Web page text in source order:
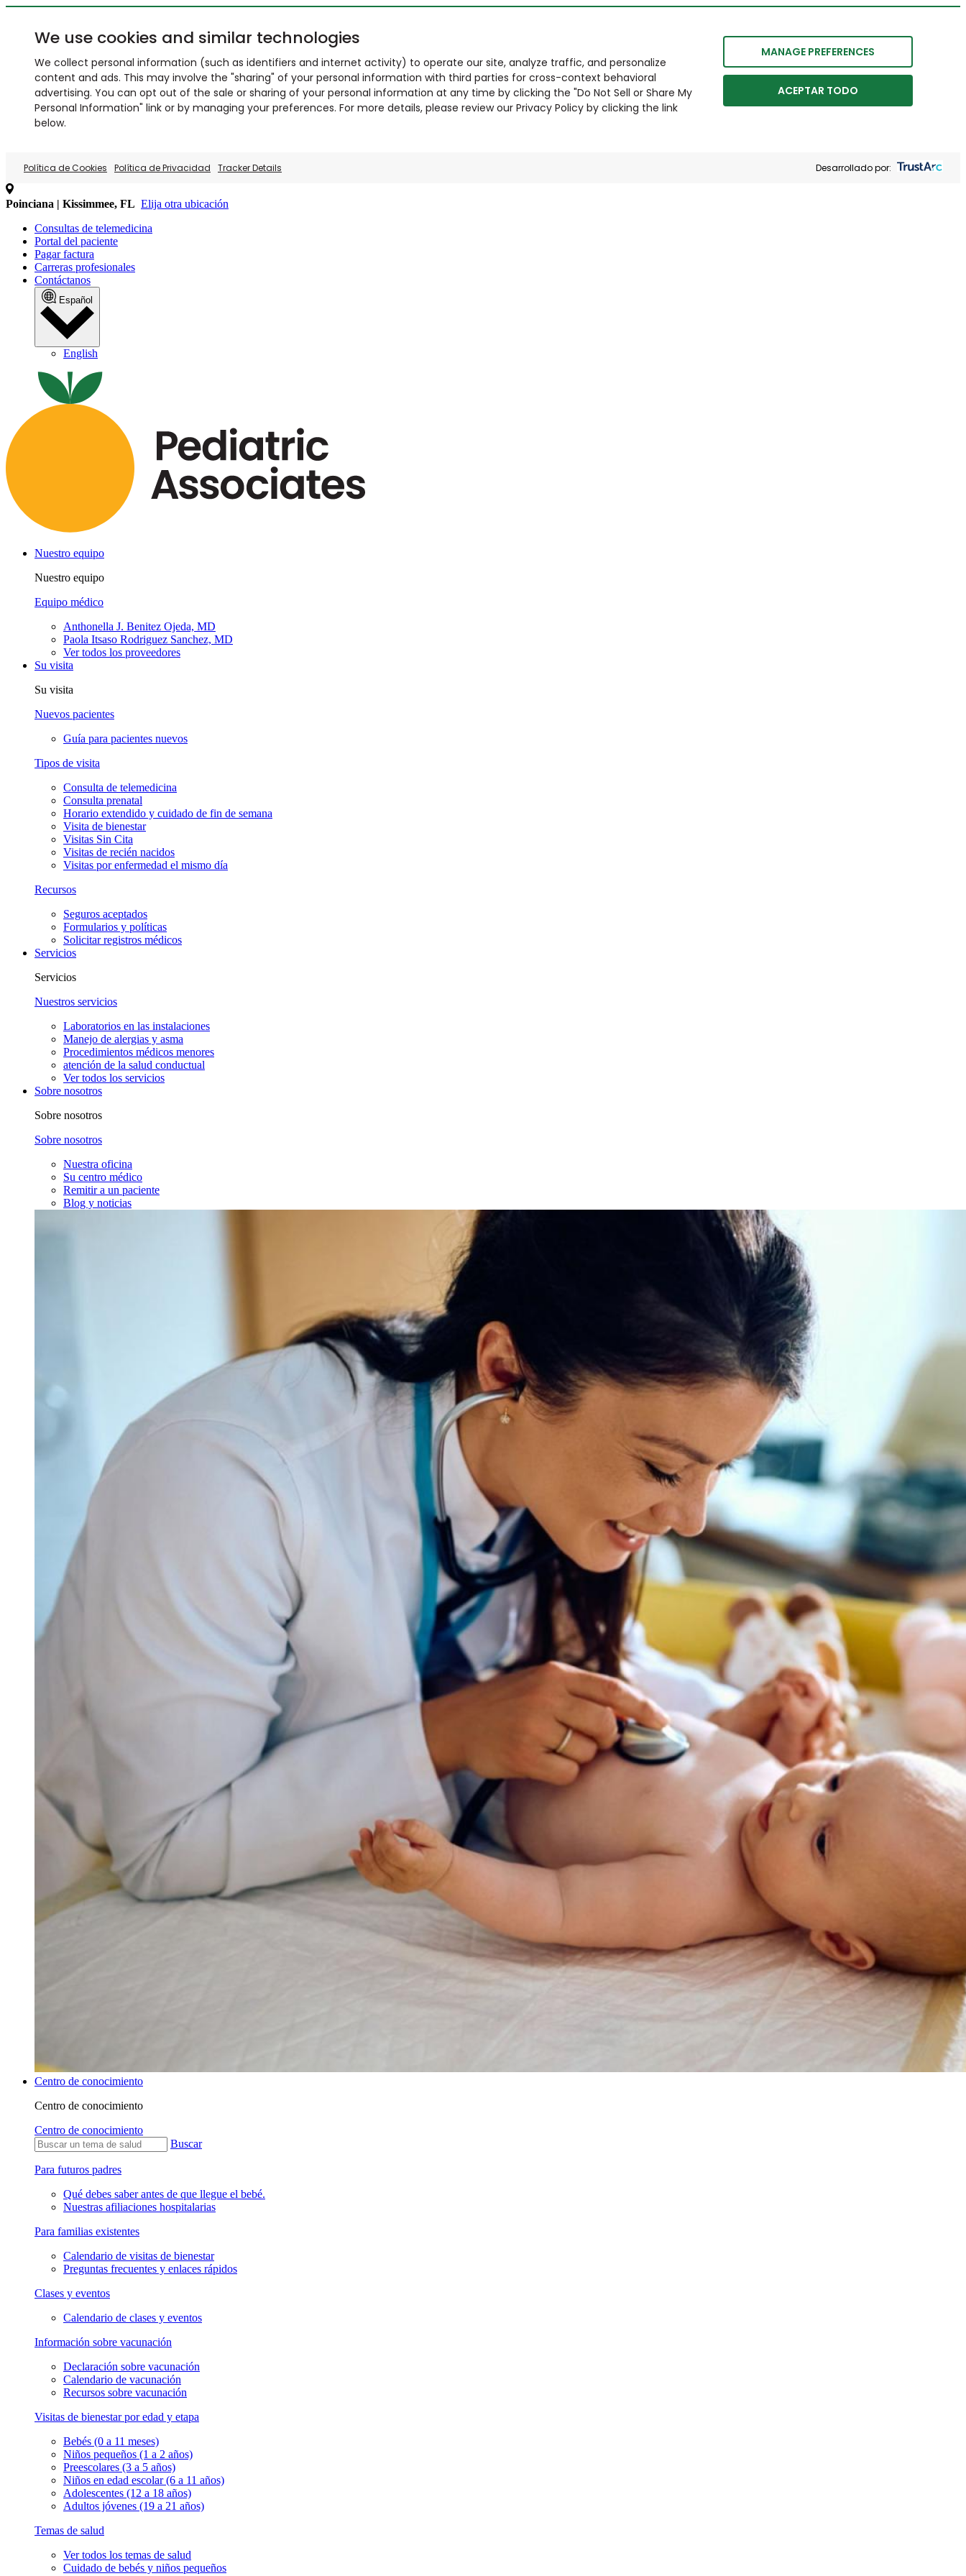
We use cookies and similar technologies
We collect personal information (such as identifiers and internet activity) to operate our site, analyze traffic, and personalize
content and ads. This may involve the "sharing" of your personal information with third parties for cross-context behavioral
advertising. You can opt out of the sale or sharing of your personal information at any time by clicking the "Do Not Sell or Share My
Personal Information" link or by managing your preferences. For more details, please review our Privacy Policy by clicking the link
below.
MANAGE PREFERENCES
ACEPTAR TODO
Política de Cookies Política de Privacidad Tracker Details Desarrollado por:
Poinciana | Kissimmee, FL Elija otra ubicación
Consultas de telemedicina
Portal del paciente
Pagar factura
Carreras profesionales
Contáctanos
Español
English
Nuestro equipo
Nuestro equipo
Equipo médico
Anthonella J. Benitez Ojeda, MD
Paola Itsaso Rodriguez Sanchez, MD
Ver todos los proveedores
Su visita
Su visita
Nuevos pacientes
Guía para pacientes nuevos
Tipos de visita
Consulta de telemedicina
Consulta prenatal
Horario extendido y cuidado de fin de semana
Visita de bienestar
Visitas Sin Cita
Visitas de recién nacidos
Visitas por enfermedad el mismo día
Recursos
Seguros aceptados
Formularios y políticas
Solicitar registros médicos
Servicios
Servicios
Nuestros servicios
Laboratorios en las instalaciones
Manejo de alergias y asma
Procedimientos médicos menores
atención de la salud conductual
Ver todos los servicios
Sobre nosotros
Sobre nosotros
Sobre nosotros
Nuestra oficina
Su centro médico
Remitir a un paciente
Blog y noticias
Centro de conocimiento
Centro de conocimiento
Centro de conocimiento
Buscar
Para futuros padres
Qué debes saber antes de que llegue el bebé.
Nuestras afiliaciones hospitalarias
Para familias existentes
Calendario de visitas de bienestar
Preguntas frecuentes y enlaces rápidos
Clases y eventos
Calendario de clases y eventos
Información sobre vacunación
Declaración sobre vacunación
Calendario de vacunación
Recursos sobre vacunación
Visitas de bienestar por edad y etapa
Bebés (0 a 11 meses)
Niños pequeños (1 a 2 años)
Preescolares (3 a 5 años)
Niños en edad escolar (6 a 11 años)
Adolescentes (12 a 18 años)
Adultos jóvenes (19 a 21 años)
Temas de salud
Ver todos los temas de salud
Cuidado de bebés y niños pequeños